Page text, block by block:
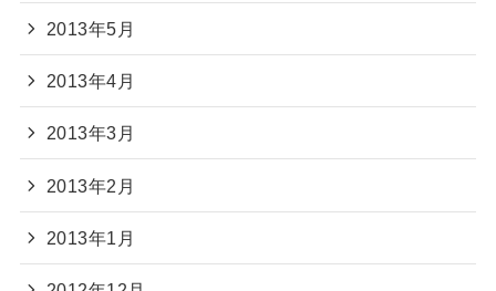
2013年5月
2013年4月
2013年3月
2013年2月
2013年1月